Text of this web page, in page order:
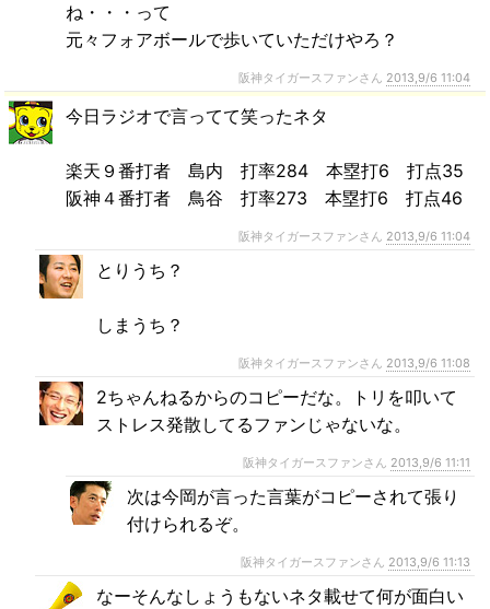
ね・・・って
元々フォアボールで歩いていただけやろ？
阪神タイガースファンさん 2013,9/6 11:04
今日ラジオで言ってて笑ったネタ
楽天９番打者 島内 打率284 本塁打6 打点35
阪神４番打者 鳥谷 打率273 本塁打6 打点46
阪神タイガースファンさん 2013,9/6 11:04
とりうち？
しまうち？
阪神タイガースファンさん 2013,9/6 11:08
2ちゃんねるからのコピーだな。トリを叩いて
ストレス発散してるファンじゃないな。
阪神タイガースファンさん 2013,9/6 11:11
次は今岡が言った言葉がコピーされて張り
付けられるぞ。
阪神タイガースファンさん 2013,9/6 11:13
なーそんなしょうもないネタ載せて何が面白い